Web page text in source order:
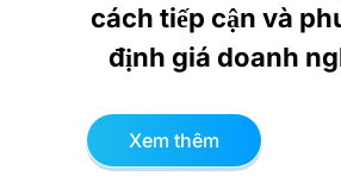
cách tiếp cận và
định giá doanh
Xem thêm